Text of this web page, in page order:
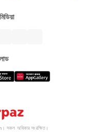
অধিকার সংরক্ষিত।